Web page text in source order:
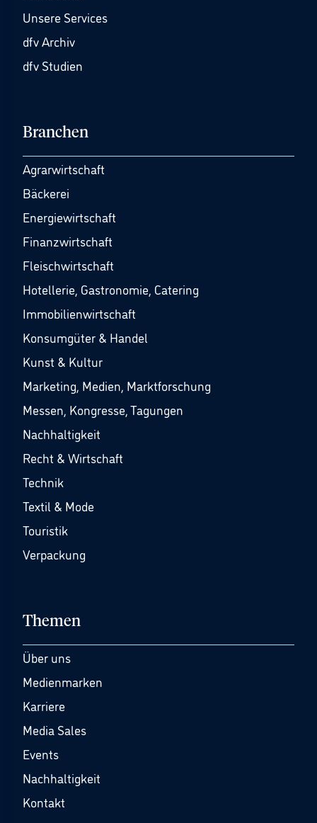
Unsere Services
dfv Archiv
dfv Studien
Branchen
Agrarwirtschaft
Bäckerei
Energiewirtschaft
Finanzwirtschaft
Fleischwirtschaft
Hotellerie, Gastronomie, Catering
Immobilienwirtschaft
Konsumgüter & Handel
Kunst & Kultur
Marketing, Medien, Marktforschung
Messen, Kongresse, Tagungen
Nachhaltigkeit
Recht & Wirtschaft
Technik
Textil & Mode
Touristik
Verpackung
Themen
Über uns
Medienmarken
Karriere
Media Sales
Events
Nachhaltigkeit
Kontakt